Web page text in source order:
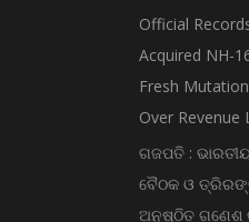
Official
Acquired NH-
Fresh
Over Revenue
ଗଜପତି :
ବୈଠକ ଓ
ଅନୁଷ୍ଠିତ ଗଣେଶ